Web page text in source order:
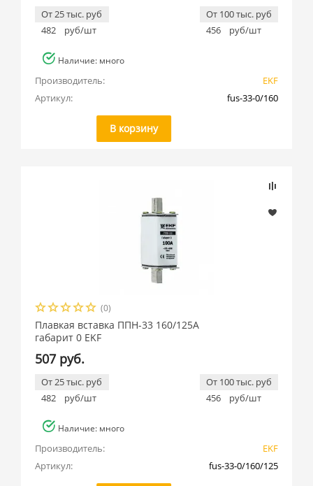
От 25 тыс. руб
482
руб/шт
От 100 тыс. руб
456
руб/шт
Наличие: много
Производитель:
EKF
Артикул:
fus-33-0/160
В корзину
(0)
Плавкая вставка ППН-33 160/125А
габарит 0 EKF
507 руб.
От 25 тыс. руб
482
руб/шт
От 100 тыс. руб
456
руб/шт
Наличие: много
Производитель:
EKF
Артикул:
fus-33-0/160/125